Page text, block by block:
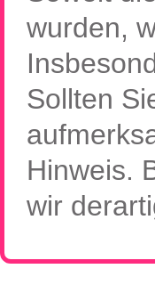
wurden,
Sollten
Hinweis.
wir